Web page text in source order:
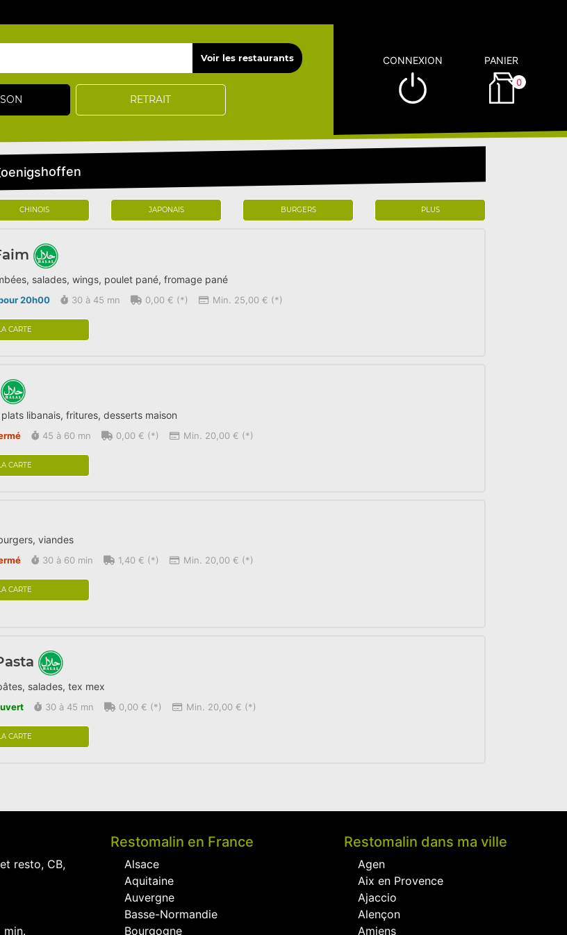
RETRAIT
CONNEXION PANIER
0
CHINOIS JAPONAIS BURGERS PLUS
salades, wings, poulet pané, fromage pané
20h00 30 à 45 mn 0,00 € (*) Min. 25,00 € (*)
CARTE
libanais, fritures, desserts maison
45 à 60 mn 0,00 € (*) Min. 20,00 € (*)
CARTE
viandes
30 à 60 min 1,40 € (*) Min. 20,00 € (*)
CARTE
salades, tex mex
30 à 45 mn 0,00 € (*) Min. 20,00 € (*)
CARTE
resto, CB,
Restomalin en France
Alsace
Aquitaine
Auvergne
Basse-Normandie
Bourgogne
Restomalin dans ma ville
Agen
Aix en Provence
Ajaccio
Alençon
Amiens